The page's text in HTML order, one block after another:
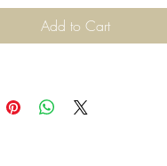
glaçon, en cocktails
Add to Cart